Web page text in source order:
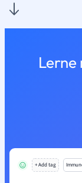
Lerne
+ Add tag